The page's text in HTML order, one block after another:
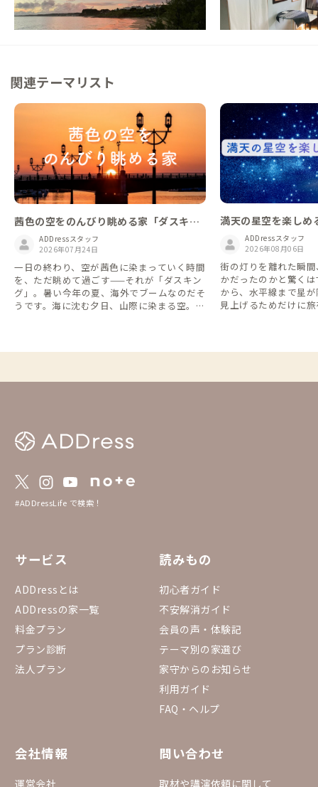
この家からの距離 332km この家からの距離 338km
関連テーマリスト
茜色の空をのんびり眺める家「ダスキン
グ」を楽しもう！
ADDressスタッフ
2026年07月24日
一日の終わり、空が茜色に染まっていく時間
を、ただ眺めて過ごす——それが「ダスキン
グ」。暑い今年の夏、海外でブームなのだそ
うです。海に沈む夕日、山際に染まる空。日
どで使われるライフスタイルの言葉です。
しみ、ゆっくり過ごすこと。 例えば、夕焼
音楽を楽しむ ワインやお茶を飲みながら一
日の終わりを味わう といった過ごし方を指
方を忙しく終えるのではなく、一日の中で一
番心地よい時間にする」 というライフスタ
イルとして注目されています。 夕方の散歩
夜にかけての時間を楽しみませんか？
満天の星空を楽しめ
ADDressスタッフ
2026年08月06日
街の灯りを離れた瞬
かだったのかと驚く
から、水平線まで星
見上げるためだけに
#ADDressLife で検索！
サービス
ADDressとは
ADDressの家一覧
料金プラン
プラン診断
法人プラン
読みもの
初心者ガイド
不安解消ガイド
会員の声・体験記
テーマ別の家選び
家守からのお知らせ
利用ガイド
FAQ・ヘルプ
会社情報
運営会社
問い合わせ
取材や講演依頼に関して